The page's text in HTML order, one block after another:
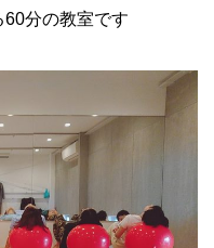
分の教室です